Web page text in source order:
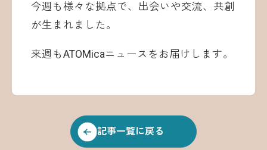
今週も様々な拠点で、出会いや交流、共創
が生まれました。
来週もATOMicaニュースをお届けします。
記事一覧に戻る